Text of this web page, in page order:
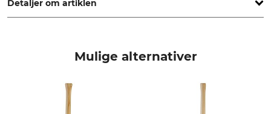
Detaljer om artiklen
Mulige alternativer